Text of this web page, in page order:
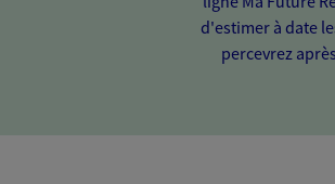
d'estimer à date
percevrez